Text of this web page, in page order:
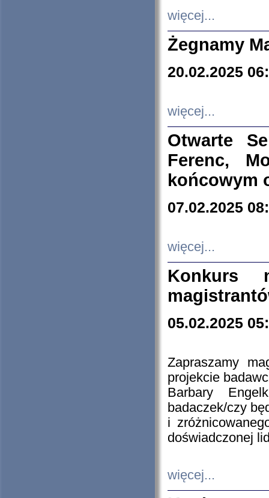
więcej...
Żegnamy
20.02.2025
więcej...
Otwarte
Ferenc,
końcowym
07.02.2025
więcej...
Konkurs
05.02.2025
Zapraszamy
projekcie
Barbary
badaczek/czy
i
doświadczonej
więcej...